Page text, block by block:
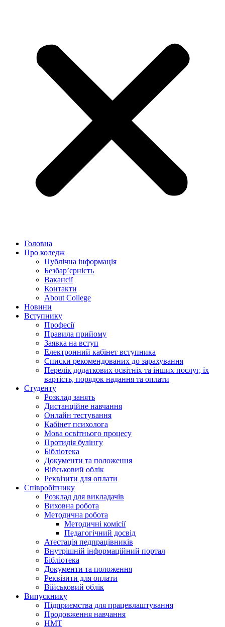
Головна
Про коледж
Публічна інформація
Безбар’єрність
Вакансії
Контакти
About College
Новини
Вступнику
Професії
Правила прийому
Заявка на вступ
Електронний кабінет вступника
Списки рекомендованих до зарахування
Перелік додаткових освітніх та інших послуг, їх
вартість, порядок надання та оплати
Студенту
Розклад занять
Дистанційне навчання
Онлайн тестування
Кабінет психолога
Мова освітнього процесу
Протидія булінгу
Бібліотека
Документи та положення
Військовий облік
Реквізити для оплати
Співробітнику
Розклад для викладачів
Виховна робота
Методична робота
Методичні комісії
Педагогічний досвід
Атестація педпрацівників
Внутрішній інформаційний портал
Бібліотека
Документи та положення
Реквізити для оплати
Військовий облік
Випускнику
Підприємства для працевлаштування
Продовження навчання
НМТ